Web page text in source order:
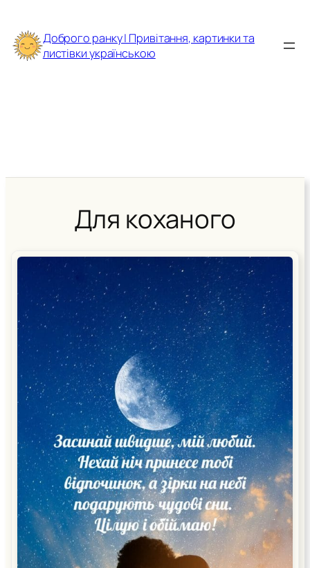
до
вмісту
Доброго ранку | Привітання, картинки та
листівки українською
Для коханого